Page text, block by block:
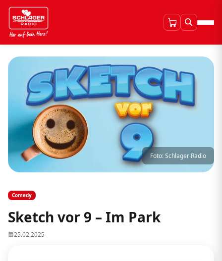
Foto: Schlager Radio
Comedy
Sketch vor 9 – Im Park
25.02.2025